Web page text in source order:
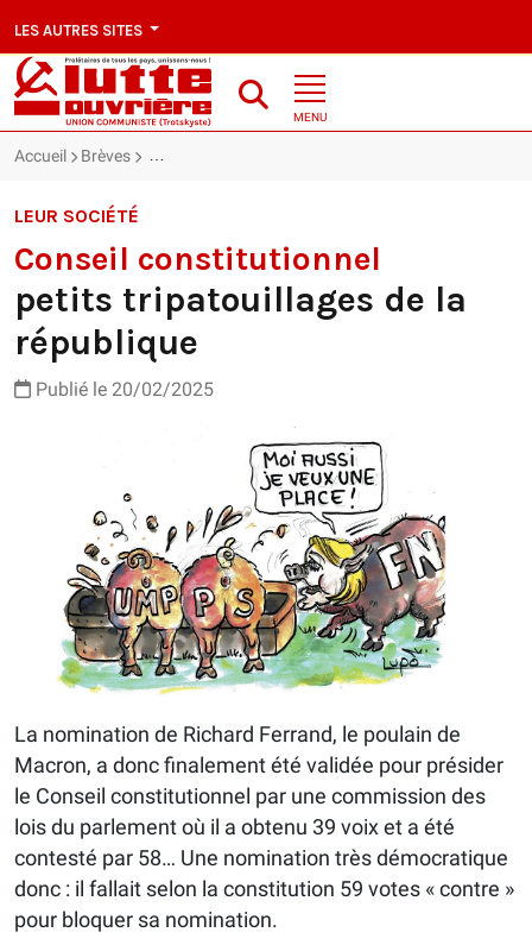
LES AUTRES SITES
MENU
Accueil Brèves Conseil constitutionnel : petits tripatouillages de la
LEUR SOCIÉTÉ
Conseil constitutionnel
petits tripatouillages de la
république
Publié le 20/02/2025
La nomination de Richard Ferrand, le poulain de
Macron, a donc finalement été validée pour présider
le Conseil constitutionnel par une commission des
lois du parlement où il a obtenu 39 voix et a été
contesté par 58… Une nomination très démocratique
donc : il fallait selon la constitution 59 votes « contre »
pour bloquer sa nomination.